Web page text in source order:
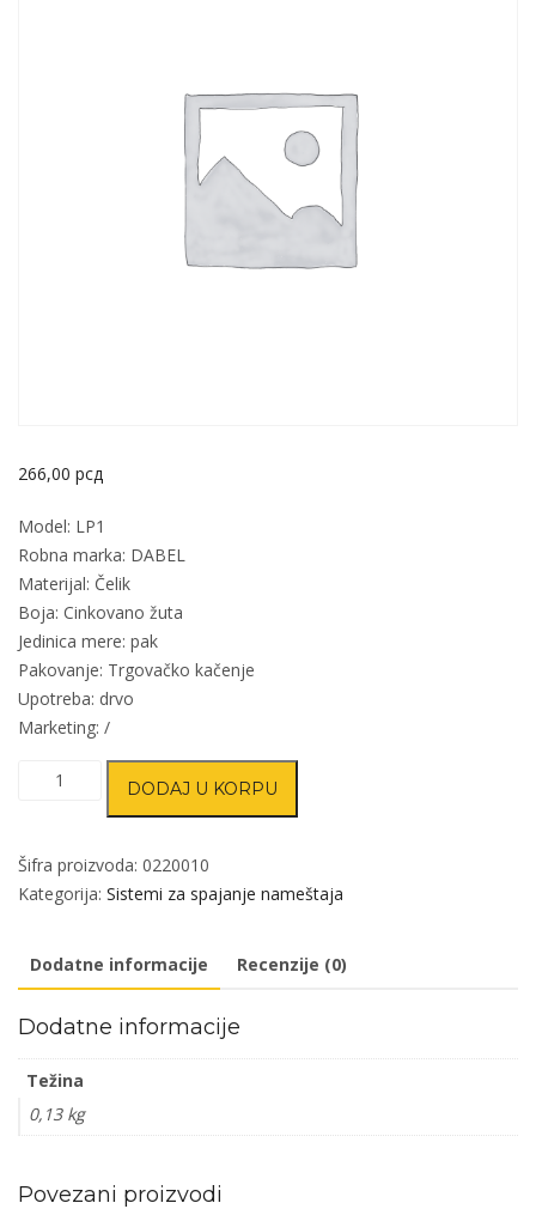
266,00 рсд
Model: LP1
Robna marka: DABEL
Materijal: Čelik
Boja: Cinkovano žuta
Jedinica mere: pak
Pakovanje: Trgovačko kačenje
Upotreba: drvo
Marketing: /
Vezač
ZnŽ
x100xx100/17/0,9mm
količina
DODAJ U KORPU
Šifra proizvoda: 0220010
Kategorija: Sistemi za spajanje nameštaja
Dodatne informacije Recenzije (0)
Dodatne informacije
Težina
0,13 kg
Povezani proizvodi